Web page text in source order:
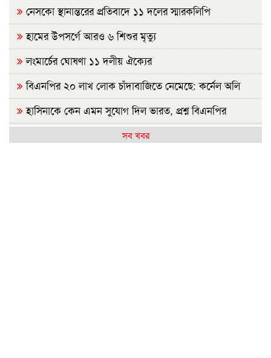
নেসকো স্থানান্তরের প্রতিবাদে ১১ দলের স্মারকলিপি
হামের উপসর্গে আরও ৬ শিশুর মৃত্যু
লংমার্চের ঘোষণা ১১ দলীয় ঐক্যের
বিএনপির ২০ লাখ লোক চাঁদাবাজিতে নেমেছে: কর্নেল অলি
হাসিনাকে কেন এমন সুযোগ দিল ভারত, প্রশ্ন বিএনপির
রাষ্ট্রপতি নির্বাচন ২০ আগস্টসব খবর